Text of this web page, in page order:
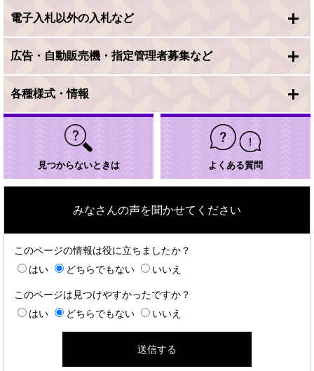
電子入札以外の入札など
広告・自動販売機・指定管理者募集など
各種様式・情報
見つからないときは よくある質問
みなさんの声を聞かせてください
このページの情報は役に立ちましたか？
はい
どちらでもない いいえ
このページは見つけやすかったですか？
はい
どちらでもない いいえ